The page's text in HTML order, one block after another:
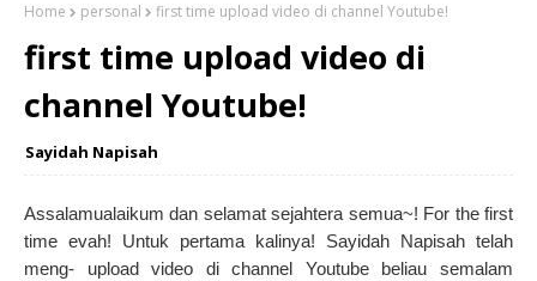
Home personal first time upload video di channel Youtube!
first time upload video di
channel Youtube!
Sayidah Napisah
Assalamualaikum dan selamat sejahtera semua~! For the first
time evah! Untuk pertama kalinya! Sayidah Napisah telah
meng- upload video di channel Youtube beliau semalam